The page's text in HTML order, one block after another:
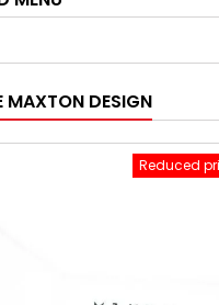
MAXTON DESIGN
Reduced